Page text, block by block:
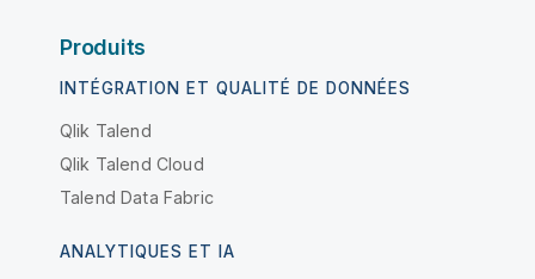
Produits
INTÉGRATION ET QUALITÉ DE DONNÉES
Qlik Talend
Qlik Talend Cloud
Talend Data Fabric
ANALYTIQUES ET IA